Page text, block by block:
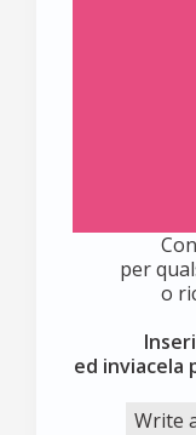
per
o
ed inviacela